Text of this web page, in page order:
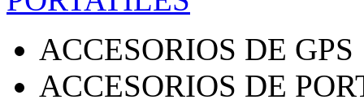
ACCESORIOS DE GPS
ACCESORIOS DE